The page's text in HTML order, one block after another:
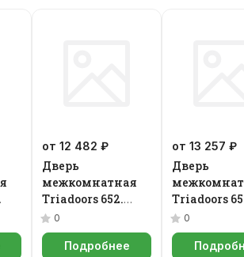
от 12 482 ₽
Дверь
межкомнатная
Triadoors 652.
Future
0
Подробнее
от 13 257 ₽
Дверь
Triadoors
Future
0